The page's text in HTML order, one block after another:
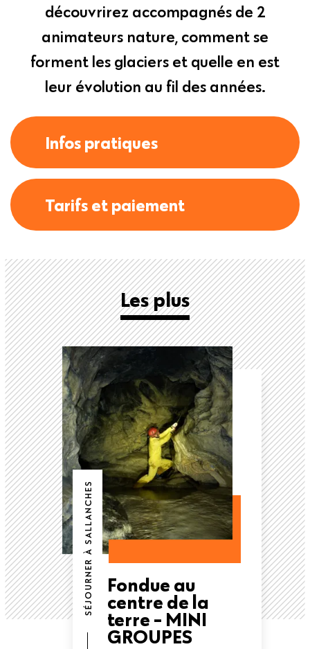
découvrirez accompagnés de 2
animateurs nature, comment se
forment les glaciers et quelle en est
leur évolution au fil des années.
Infos pratiques
Tarifs et paiement
Les plus
SÉJOURNER À SALLANCHES Fondue au
centre de la
terre - MINI
GROUPES